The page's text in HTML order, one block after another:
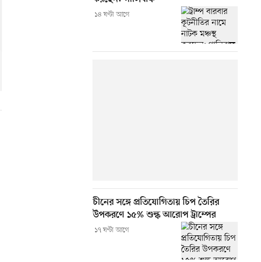
১৪ ঘণ্টা আগে
চীনের সঙ্গে প্রতিযোগিতায় চিপ তৈরির
উপকরণে ১৫% শুল্ক আরোপ ট্রাম্পের
১৭ ঘণ্টা আগে